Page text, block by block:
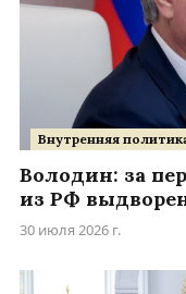
Внутренняя
Володин: за
из РФ
30 июля 2026 г.